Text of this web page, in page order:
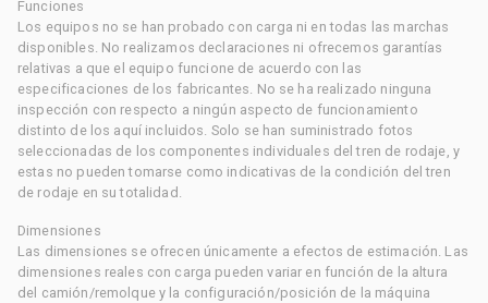
Funciones
Los equipos no se han probado con carga ni en todas las marchas
disponibles. No realizamos declaraciones ni ofrecemos garantías
relativas a que el equipo funcione de acuerdo con las
especificaciones de los fabricantes. No se ha realizado ninguna
inspección con respecto a ningún aspecto de funcionamiento
distinto de los aquí incluidos. Solo se han suministrado fotos
seleccionadas de los componentes individuales del tren de rodaje, y
estas no pueden tomarse como indicativas de la condición del tren
de rodaje en su totalidad.
Dimensiones
Las dimensiones se ofrecen únicamente a efectos de estimación. Las
dimensiones reales con carga pueden variar en función de la altura
del camión/remolque y la configuración/posición de la máquina